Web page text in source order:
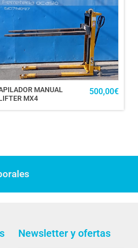
MANUAL
MX4
500,00€
Newsletter y ofertas